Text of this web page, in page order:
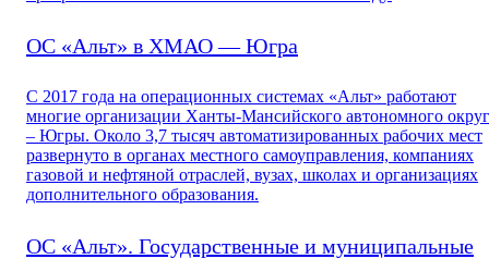
ОС «Альт» в ХМАО — Югра
С 2017 года на операционных системах «Альт» работают
многие организации Ханты-Мансийского автономного
– Югры. Около 3,7 тысяч автоматизированных рабочих мест
развернуто в органах местного самоуправления, компаниях
газовой и нефтяной отраслей, вузах, школах и организациях
дополнительного образования.
ОС «Альт». Государственные и муниципальные